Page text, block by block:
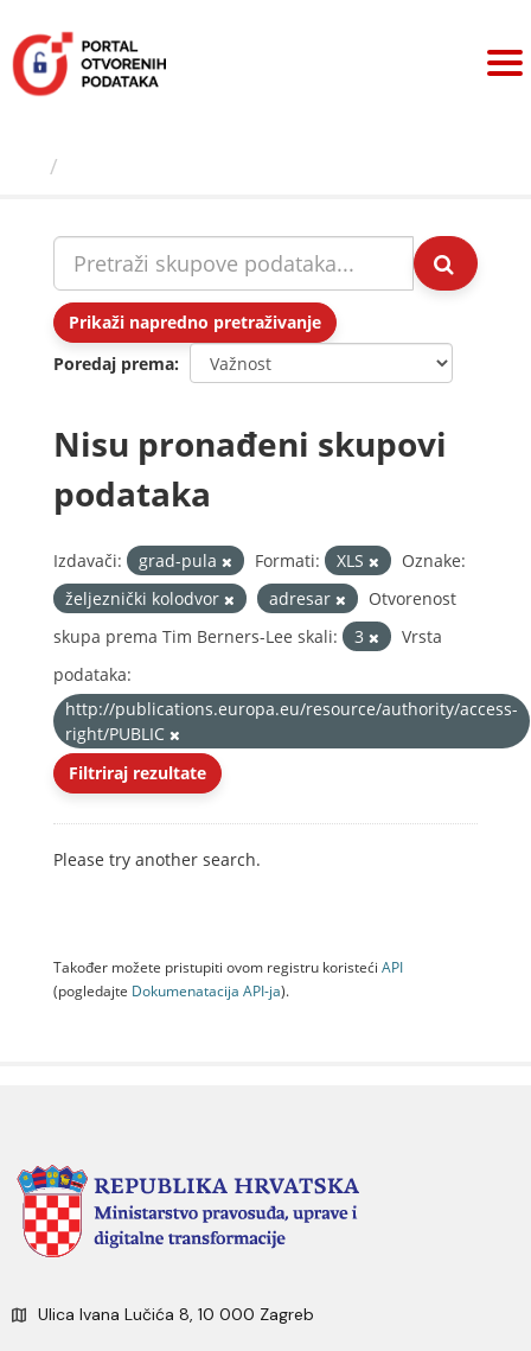
sadržaj
Prikaži napredno pretraživanje
Poredaj prema
Nisu pronađeni skupovi
podataka
Izdavači: grad-pula Formati: XLS
Oznake:
željeznički kolodvor
adresar
Otvorenost
skupa prema Tim Berners-Lee skali:
3
Vrsta
podataka:
http://publications.europa.eu/resource/authority/access-
right/PUBLIC
Filtriraj rezultate
Please try another search.
Također možete pristupiti ovom registru koristeći API
(pogledajte Dokumenаtаcijа API-jа).